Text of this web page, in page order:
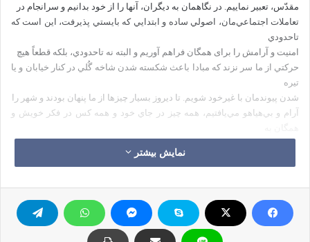
مقدّس، تعبير نماييم. در نگاهمان به ديگران، آنها را از خود بدانيم و سرانجام در
تعاملات‌ اجتماعي‌مان، اصولي ساده و ابتدايي كه بايستي پذيرفت، اين است كه
تاحدودي
امنیت و آرامش را برای همگان فراهم آوريم و البته نه تاحدودي، بلكه قطعاً هيچ
حركتي از ما سر نزند كه مبادا باعث شكسته شدن شاخه گُلي در كنار خيابان و يا
تيره
شدن پيوندمان با غيرخود شويم. تا ديروز بسيار چيزها از ما پنهان بودند و شهر را
آرام و بي‌هياهو مي‌يافتيم، همه چيز در جاي خود و همه كس در فكر خويش و
هر صورت خوش بودند، اكنون ديگر پنهان‌شده‌هاي گذشته، پلاس كهنه‌يشان را
نبايستي مي‌گفتند، مي‌گويند و آنكس كه نمي‌گفت ديگر مي‌گويد.
امروزه با اندك تأمّلي بر گوشي‌هاي موبايل و
مشاهده بلوتوث‌هايي موهن در قالب سخنراني‌هايي در انظار عموم و نوشتجات
نمایش بیشتر